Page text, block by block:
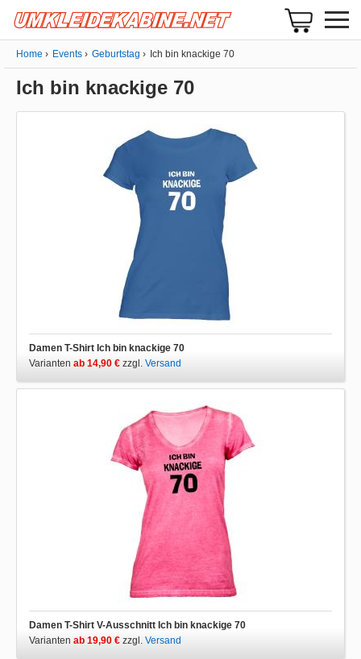
Home Events Geburtstag Ich bin knackige 70
Ich bin knackige 70
Damen T-Shirt Ich bin knackige 70
Varianten ab 14,90 € zzgl. Versand
Damen T-Shirt V-Ausschnitt Ich bin knackige 70
Varianten ab 19,90 € zzgl. Versand